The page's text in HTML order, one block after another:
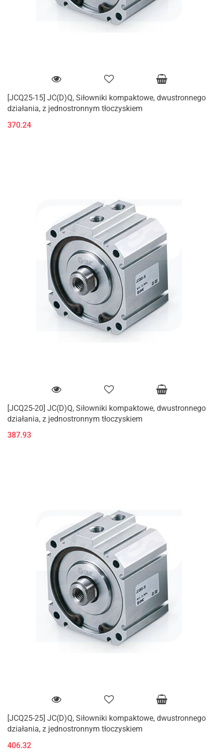
[JCQ25-15] JC(D)Q, Siłowniki kompaktowe, dwustronnego
działania, z jednostronnym tłoczyskiem
370.24
[JCQ25-20] JC(D)Q, Siłowniki kompaktowe, dwustronnego
działania, z jednostronnym tłoczyskiem
387.93
[JCQ25-25] JC(D)Q, Siłowniki kompaktowe, dwustronnego
działania, z jednostronnym tłoczyskiem
406.32